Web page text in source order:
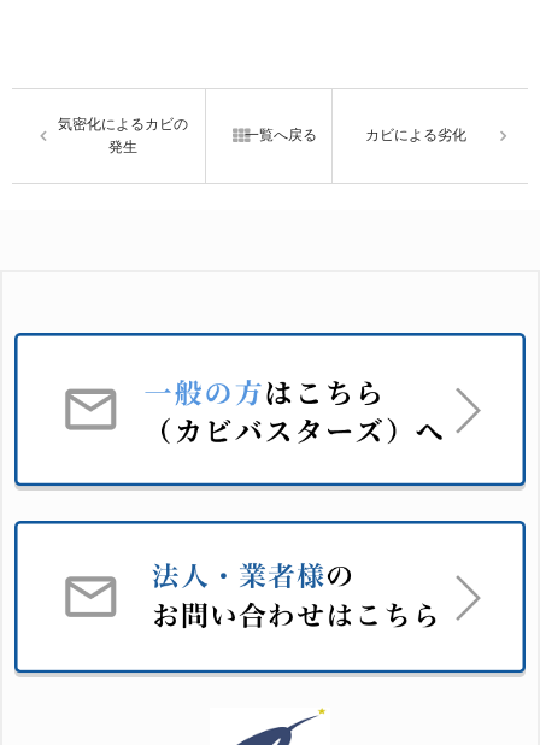
気密化によるカビの
発生
一覧へ戻る カビによる劣化